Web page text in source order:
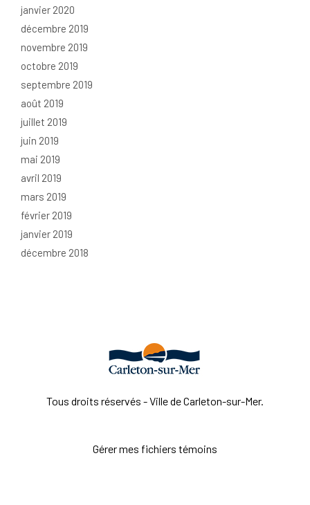
janvier 2020
décembre 2019
novembre 2019
octobre 2019
septembre 2019
août 2019
juillet 2019
juin 2019
mai 2019
avril 2019
mars 2019
février 2019
janvier 2019
décembre 2018
Tous droits réservés - Ville de Carleton-sur-Mer.
Gérer mes fichiers témoins